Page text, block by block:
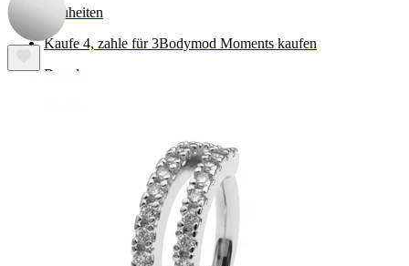
Neuheiten
Kaufe 4, zahle für 3Bodymod Moments kaufen
Brands